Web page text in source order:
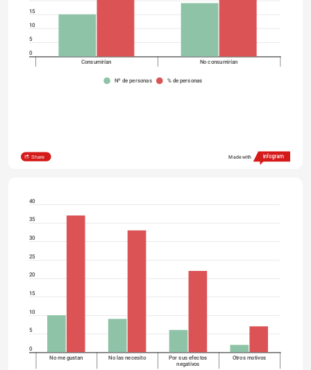
15
10
5
0
Consumirían
No consumirían
Nº de personas % de personas
Share Made with
40
35
30
25
20
15
10
5
0
No me gustan No las necesito
Por sus efectos
negativos
Otros motivos